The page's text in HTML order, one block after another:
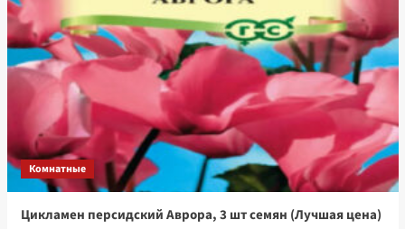
Комнатные
Цикламен персидский Аврора, 3 шт семян (Лучшая цена)